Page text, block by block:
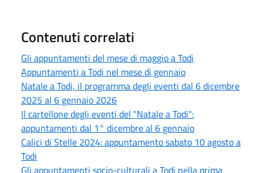
Contenuti correlati
Gli appuntamenti del mese di maggio a Todi
Appuntamenti a Todi nel mese di gennaio
Natale a Todi, il programma degli eventi dal 6 dicembre
2025 al 6 gennaio 2026
Il cartellone degli eventi del "Natale a Todi":
appuntamenti dal 1° dicembre al 6 gennaio
Calici di Stelle 2024: appuntamento sabato 10 agosto a
Todi
Gli appuntamenti socio-culturali a Todi nella prima